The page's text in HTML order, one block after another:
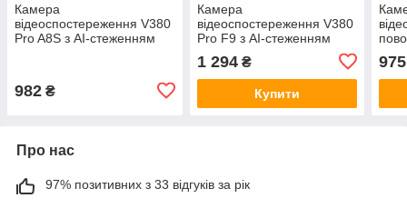
Камера
відеоспостереження V380
Pro A8S з AI-стеженням
982 ₴
Камера
відеоспостереження V380
Pro F9 з AI-стеженням
1 294₴
Купити
975
Про нас
97% позитивних з 33 відгуків за рік